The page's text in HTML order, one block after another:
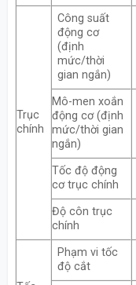
Trục
chính
Công suất
động cơ
(định
mức/thời
gian ngắn)
Mô-men xoắn
động cơ (định
mức/thời gian
ngắn)
Tốc độ động
cơ trục chính
Độ côn trục
chính
Phạm vi tốc
độ cắt